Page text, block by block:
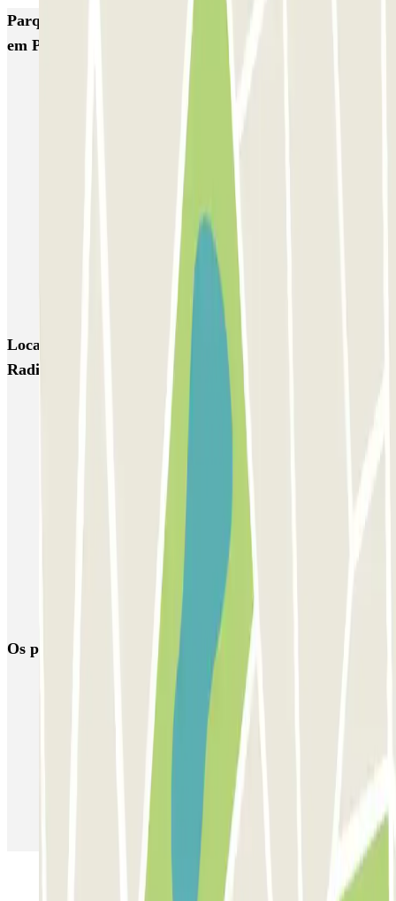
Parques de estacionamento com melhor classificação
em Paris
Beaubourg Centre Pompidou
Gare Maine Montparnasse
Forum des Halles-Rambuteau
SAEMES Méditerranée Gare de Lyon
SAEMES Goutte d'Or - Gare du Nord
Bercy - Arena - Gare de Lyon Pullman Tour Eiffel
Garage d'Abbeville - Gare du Nord
Locais e eventos interessantes próximos de INDIGO
Radio France
Estacionamento perto do Hôpital Sainte Périne
Estacionamento perto do Hospital George Pompidou
Estacionamento perto da Escola Militar
Estacionamento perto do Pont de l'Alma em Paris
Estacionamento perto de Porte Dauphine
Estacionamento perto do Crazy Horse
Estacionamento perto do Arco do Triunfo - Place de l'Etoile
Os parques de estacionamentomais reservados
Estacionamento em Porto Estacionamento em Lisboa
Estacionamento em Veneza Estacionamento em Sevilha
Estacionamento em Madrid
Estacionamento em Aeroporto de Adolfo Suárez Madrid–Barajas